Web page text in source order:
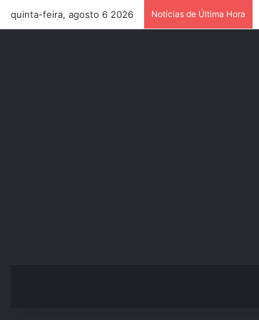
quinta-feira, agosto 6 2026 Notícias de Última Hora